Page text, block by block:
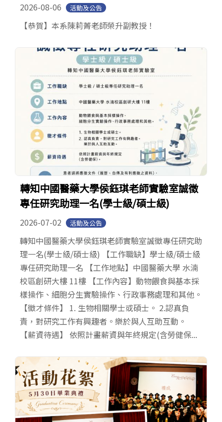
2026-08-06 活動及公告
【恭賀】本系陳莉菁老師榮升副教授！
轉知中國醫藥大學侯鈺琪老師實驗室誠徵
專任研究助理一名(學士級/碩士級)
2026-07-02 活動及公告
轉知中國醫藥大學侯鈺琪老師實驗室誠徵專任研究助
理一名(學士級/碩士級) 【工作職缺】學士級/碩士級
專任研究助理一名 【工作地點】中國醫藥大學 水湳
校區創研大樓 11樓 【工作內容】動物餵食與基本採
樣操作、細胞分生實驗操作、行政事務處理和其他。
【徵才條件】 1. 生物相關學士或碩士。 2.認真負
責，對研究工作有興趣者。樂於與人互助互動。
【薪資待遇】 依照計畫薪資與年終規定(含勞健保...